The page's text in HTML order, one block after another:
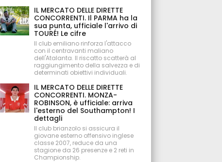
IL MERCATO DELLE DIRETTE
CONCORRENTI. Il PARMA ha la
sua punta, ufficiale l'arrivo di
TOURÉ! Le cifre
Il club emiliano rinforza l'attacco
con il centravanti maliano
dell'Atalanta. Il riscatto scatterà al
raggiungimento della salvezza e di
determinati obiettivi individuali.
IL MERCATO DELLE DIRETTE
CONCORRENTI. MONZA-
ROBINSON, è ufficiale: arriva
l'esterno del Southampton! I
dettagli
Il club brianzolo si assicura il
giovane esterno offensivo inglese
classe 2007, reduce da una
stagione da 26 presenze e 2 reti in
Championship.